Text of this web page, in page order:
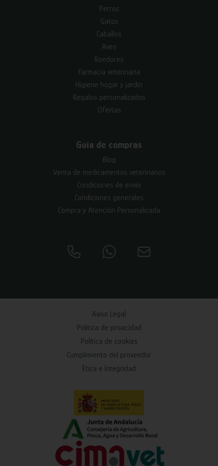
Perros
Gatos
Caballos
Aves
Roedores
Farmacia veterinaria
Higiene hogar y jardín
Regalos personalizados
Ofertas
Guía de compras
Blog
Venta de medicamentos veterinarios
Condiciones de envío
Condiciones generales
Compra y Atención Personalizada
Aviso Legal
Política de privacidad
Política de cookies
Cumplimiento del proveedor
Ética e Integridad